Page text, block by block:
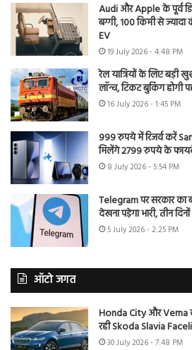
Audi और Apple के पूर्व
बग्गी, 100 किमी से
EV
19 July 2026 - 4:48 PM
रेल यात्रियों के लिए बड़ी
लॉन्च, टिकट बुकिंग
16 July 2026 - 1:45 PM
999 रुपये में रिजर्व करें
मिलेंगे 2799 रुपये के
8 July 2026 - 5:54 PM
Telegram पर सरकार
देखना पड़ेगा भारी, तीन
5 July 2026 - 2:25 PM
ऑटो जगत
Honda City और Verna
रही Skoda Slavia
30 July 2026 - 7:48 PM